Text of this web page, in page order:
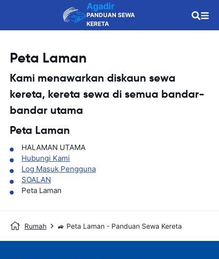
Agadir
PANDUAN SEWA
KERETA
Peta Laman
Kami menawarkan diskaun sewa
kereta, kereta sewa di semua bandar-
bandar utama
Peta Laman
HALAMAN UTAMA
Hubungi Kami
Log Masuk Pengguna
SOALAN
Peta Laman
Rumah 🚙 Peta Laman - Panduan Sewa Kereta